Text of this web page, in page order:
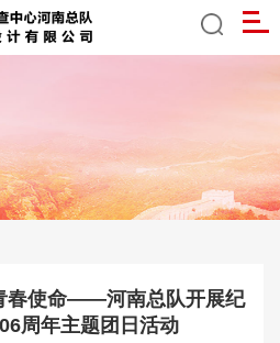
春使命——河南总队开展纪
周年主题团日活动